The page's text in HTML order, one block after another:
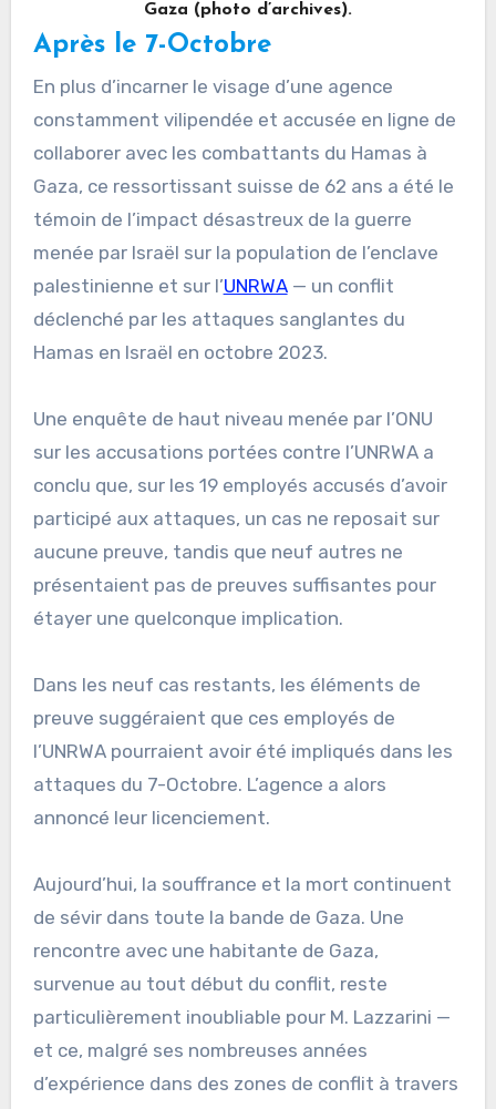
Gaza (photo d’archives).
Après le 7-Octobre
En plus d’incarner le visage d’une agence
constamment vilipendée et accusée en ligne de
collaborer avec les combattants du Hamas à
Gaza, ce ressortissant suisse de 62 ans a été le
témoin de l’impact désastreux de la guerre
menée par Israël sur la population de l’enclave
palestinienne et sur l’UNRWA— un conflit
déclenché par les attaques sanglantes du
Hamas en Israël en octobre 2023.
Une enquête de haut niveau menée par l’ONU
sur les accusations portées contre l’UNRWA a
conclu que, sur les 19 employés accusés d’avoir
participé aux attaques, un cas ne reposait sur
aucune preuve, tandis que neuf autres ne
présentaient pas de preuves suffisantes pour
étayer une quelconque implication.
Dans les neuf cas restants, les éléments de
preuve suggéraient que ces employés de
l’UNRWA pourraient avoir été impliqués dans les
attaques du 7-Octobre. L’agence a alors
annoncé leur licenciement.
Aujourd’hui, la souffrance et la mort continuent
de sévir dans toute la bande de Gaza. Une
rencontre avec une habitante de Gaza,
survenue au tout début du conflit, reste
particulièrement inoubliable pour M. Lazzarini —
et ce, malgré ses nombreuses années
d’expérience dans des zones de conflit à travers